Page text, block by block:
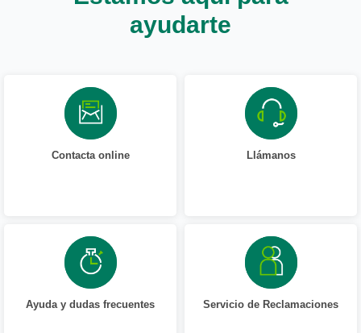
ayudarte
Contacta online Llámanos
Ayuda y dudas frecuentes Servicio de Reclamaciones